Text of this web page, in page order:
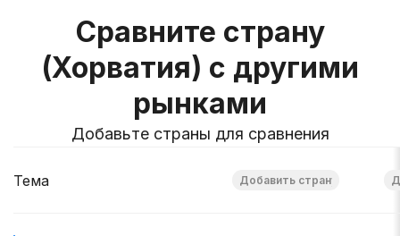
Сравните страну
(Хорватия) с другими
рынками
Добавьте страны для сравнения
Тема